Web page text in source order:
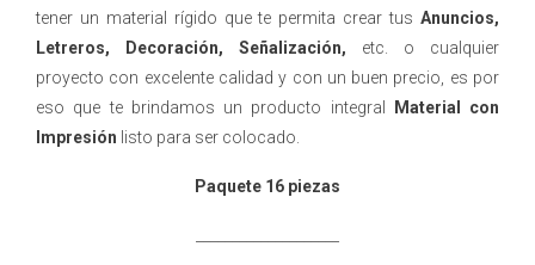
tener un material rígido que te permita crear tus Anuncios,
Letreros,
Decoración, Señalización, etc. o cualquier
proyecto con excelente calidad y con un buen precio, es por
eso que te brindamos un producto integral
Material con
Impresión listo para ser colocado.
Paquete 16 piezas